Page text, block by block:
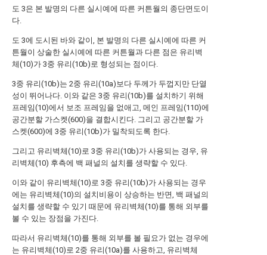
도 3은 본 발명의 다른 실시예에 따른 커튼월의 종단면도이
다.
도 3에 도시된 바와 같이, 본 발명의 다른 실시예에 따른 커
튼월이 상술한 실시예에 따른 커튼월과 다른 점은 유리벽
체(10)가 3중 유리(10b)로 형성되는 점이다.
3중 유리(10b)는 2중 유리(10a)보다 두께가 두껍지만 단열
성이 뛰어나다. 이와 같은 3중 유리(10b)를 설치하기 위해
프레임(10)에서 보조 프레임을 없애고, 메인 프레임(110)에
공간분할 가스켓(600)을 결합시킨다. 그리고 공간분할 가
스켓(600)에 3중 유리(10b)가 밀착되도록 한다.
그리고 유리벽체(10)로 3중 유리(10b)가 사용되는 경우, 유
리벽체(10) 후측에 백 패널의 설치를 생략할 수 있다.
이와 같이 유리벽체(10)로 3중 유리(10b)가 사용되는 경우
에는 유리벽체(10)의 설치비용이 상승하는 반면, 백 패널의
설치를 생략할 수 있기 때문에 유리벽체(10)를 통해 외부를
볼 수 있는 장점을 가진다.
따라서 유리벽체(10)를 통해 외부를 볼 필요가 없는 경우에
는 유리벽체(10)로 2중 유리(10a)를 사용하고, 유리벽체